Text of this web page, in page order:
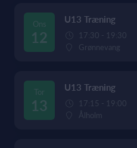
Ons
12
U13 Træning
17:30 - 19:30
Grønnevang
Tor
13
U13 Træning
17:15 - 19:00
Ålholm